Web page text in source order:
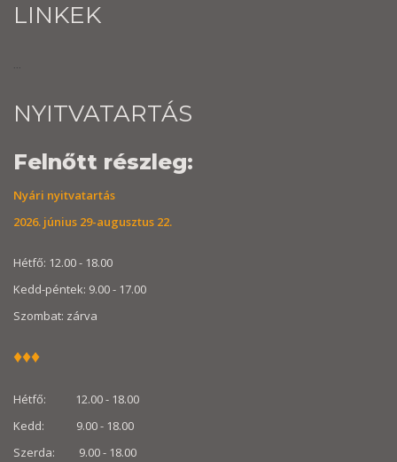
LINKEK
...
NYITVATARTÁS
Felnőtt részleg:
Nyári nyitvatartás
2026. június 29-augusztus 22.
Hétfő: 12.00 - 18.00
Kedd-péntek: 9.00 - 17.00
Szombat: zárva
♦♦♦
Hétfő: 12.00 - 18.00
Kedd: 9.00 - 18.00
Szerda: 9.00 - 18.00